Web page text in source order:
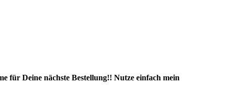
für Deine nächste Bestellung!! Nutze einfach mein